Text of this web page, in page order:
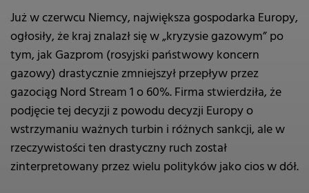
Już w czerwcu Niemcy, największa gospodarka Europy,
ogłosiły, że kraj znalazł się w „kryzysie gazowym” po
tym, jak Gazprom (rosyjski państwowy koncern
gazowy) drastycznie zmniejszył przepływ przez
gazociąg Nord Stream 1 o 60%. Firma stwierdziła, że
podjęcie tej decyzji z powodu decyzji Europy o
wstrzymaniu ważnych turbin i różnych sankcji, ale w
rzeczywistości ten drastyczny ruch został
zinterpretowany przez wielu polityków jako cios w dół.